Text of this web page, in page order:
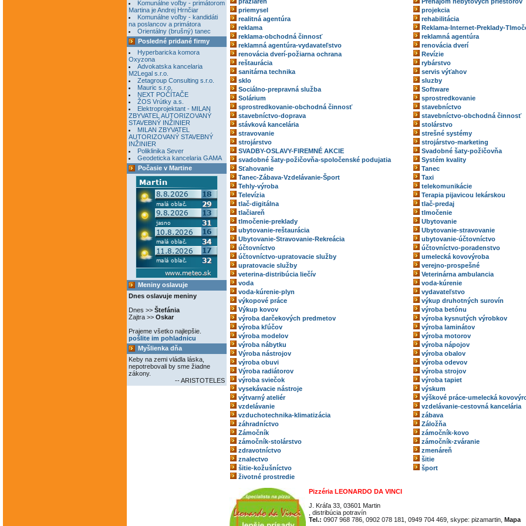
Komunálne voľby - primátorom
Martina je Andrej Hrnčiar
Komunálne voľby - kandidáti
na poslancov a primátora
Orientálny (brušný) tanec
Posledné pridané firmy
Hyperbaricka komora
Oxyzona
Advokatska kancelaria
M2Legal s.r.o.
Zetagroup Consulting s.r.o.
Mauric s.r.o.
NEXT POČÍTAČE
ŽOS Vrútky a.s.
Elektroprojektant - MILAN
ZBYVATEL AUTORIZOVANÝ
STAVEBNÝ INŽINIER
MILAN ZBYVATEL
AUTORIZOVANÝ STAVEBNÝ
INŽINIER
Poliklinika Sever
Geodeticka kancelaria GAMA
Počasie v Martine
Meniny oslavuje
Dnes oslavuje meniny
Dnes >> Štefánia
Zajtra >> Oskar
Prajeme všetko najlepšie.
pošlite im pohladnicu
Myšlienka dňa
Keby na zemi vládla láska,
nepotrebovali by sme žiadne
zákony.
-- ARISTOTELES
priemysel
projekcia
realitná agentúra
rehabilitácia
reklama
Reklama-Internet-Preklady-
reklama-obchodná činnosť
reklamná agentúra
reklamná agentúra-vydavateľstvo
renovácia dverí
renovácia dverí-požiarna ochrana
Revízie
reštaurácia
rybárstvo
sanitárna technika
servis výťahov
sklo
sluzby
Sociálno-prepravná služba
Software
Solárium
sprostredkovanie
sprostredkovanie-obchodná činnosť
stavebníctvo
stavebníctvo-doprava
stavebníctvo-obchodná činnosť
stávková kancelária
stolárstvo
stravovanie
strešné systémy
strojárstvo
strojárstvo-marketing
SVADBY-OSLAVY-FIREMNÉ AKCIE
Svadobné šaty-požičovňa
svadobné šaty-požičovňa-spoločenské podujatia
Systém kvality
Sťahovanie
Tanec
Tanec-Zábava-Vzdelávanie-Šport
Taxi
Tehly-výroba
telekomunikácie
Televízia
Terapia pijavicou lekárskou
tlač-digitálna
tlač-predaj
tlačiareň
tlmočenie
tlmočenie-preklady
Ubytovanie
ubytovanie-reštaurácia
Ubytovanie-stravovanie
Ubytovanie-Stravovanie-Rekreácia
ubytovanie-účtovníctvo
účtovníctvo
účtovníctvo-poradenstvo
účtovníctvo-upratovacie služby
umelecká kovovýroba
upratovacie služby
verejno-prospešné
veterina-distribúcia liečív
Veterinárna ambulancia
voda
voda-kúrenie
voda-kúrenie-plyn
vydavateľstvo
výkopové práce
výkup druhotných surovín
Výkup kovov
výroba betónu
výroba darčekových predmetov
výroba kysnutých výrobkov
výroba kľúčov
výroba laminátov
výroba modelov
výroba motorov
výroba nábytku
výroba nápojov
Výroba nástrojov
výroba obalov
výroba obuvi
výroba odevov
Výroba radiátorov
výroba strojov
výroba sviečok
výroba tapiet
vysekávacie nástroje
výskum
výtvarný ateliér
výškové práce-umelecká
vzdelávanie
vzdelávanie-cestovná kancelária
vzduchotechnika-klimatizácia
zábava
záhradníctvo
Záložňa
Zámočník
zámočník-kovo
zámočník-stolárstvo
zámočník-zváranie
zdravotníctvo
zmenáreň
znalectvo
šitie
šitie-kožušníctvo
šport
životné prostredie
Pizzéria LEONARDO DA VINCI
J. Kráľa 33, 03601 Martin
, distribúcia potravín
Tel.: 0907 968 786, 0902 078 181, 0949 704 469, skype: pizamartin, Mapa